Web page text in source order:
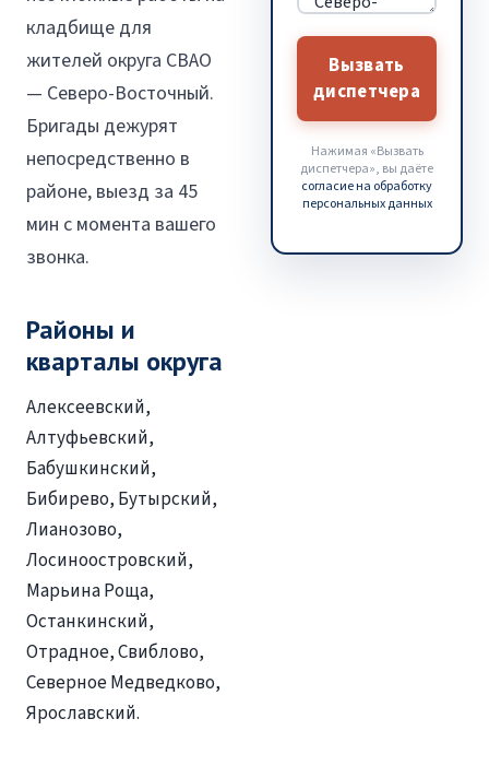
кладбище для
жителей округа СВАО
— Северо-Восточный.
Бригады дежурят
непосредственно в
районе, выезд за 45
мин с момента вашего
звонка.
Районы и
кварталы округа
Алексеевский,
Алтуфьевский,
Бабушкинский,
Бибирево, Бутырский,
Лианозово,
Лосиноостровский,
Марьина Роща,
Останкинский,
Отрадное, Свиблово,
Северное Медведково,
Ярославский.
Вызвать
диспетчера
Нажимая «Вызвать
диспетчера», вы даёте
согласие на обработку
персональных данных